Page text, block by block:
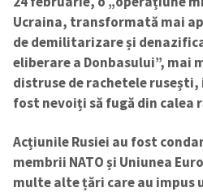
Ucraina, transformată mai
de demilitarizare și
eliberare a Donbasului”, mai
distruse de rachetele rusești,
fost nevoiți să fugă din calea
Acțiunile Rusiei au fost
membrii NATO și Uniunea
multe alte țări care au impus